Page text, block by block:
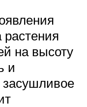
растения
на высоту
и
засушливое